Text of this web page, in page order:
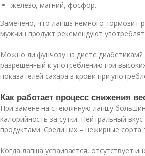
железо, магний, фосфор.
Замечено, что лапша немного тормозит
мужчин продукт рекомендуют
Можно ли фунчозу на диете диабетикам?
разрешенный к употреблению при
показателей сахара в крови при
Как работает процесс снижения
При замене на стеклянную лапшу
калорийность за сутки. Нейтральный
продуктами. Среди них – нежирные
Когда лапша усваивается, отсутствует